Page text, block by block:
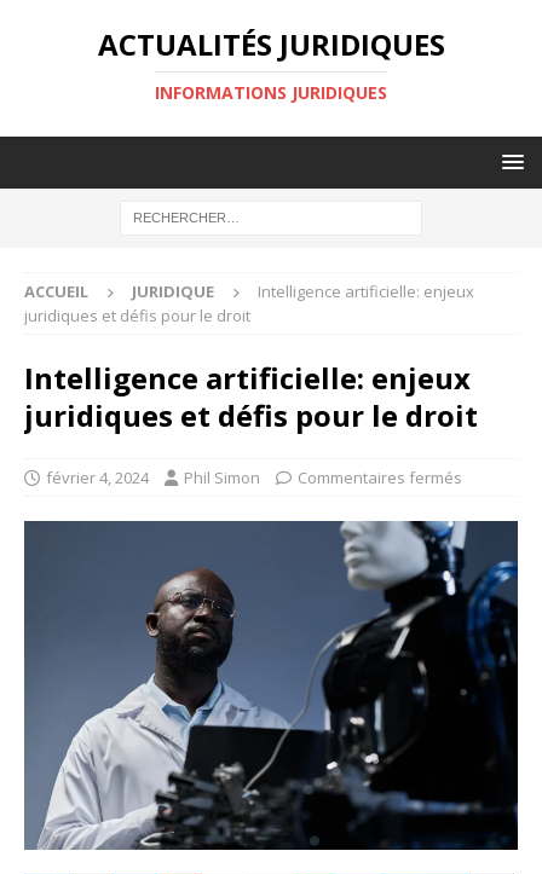
ACTUALITÉS JURIDIQUES
INFORMATIONS JURIDIQUES
ACCUEIL JURIDIQUE
Intelligence artificielle: enjeux
juridiques et défis pour le droit
Intelligence artificielle: enjeux
juridiques et défis pour le droit
février 4, 2024 Phil Simon Commentaires fermés